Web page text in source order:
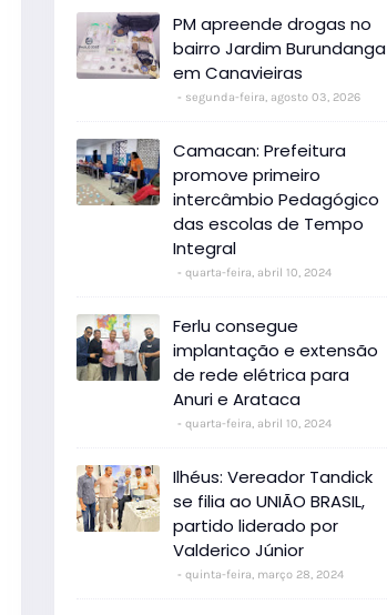
PM apreende drogas no
bairro Jardim Burundanga
em Canavieiras
segunda-feira, agosto 03, 2026
Camacan: Prefeitura
promove primeiro
intercâmbio Pedagógico
das escolas de Tempo
Integral
quarta-feira, abril 10, 2024
Ferlu consegue
implantação e extensão
de rede elétrica para
Anuri e Arataca
quarta-feira, abril 10, 2024
Ilhéus: Vereador Tandick
se filia ao UNIÃO BRASIL,
partido liderado por
Valderico Júnior
quinta-feira, março 28, 2024